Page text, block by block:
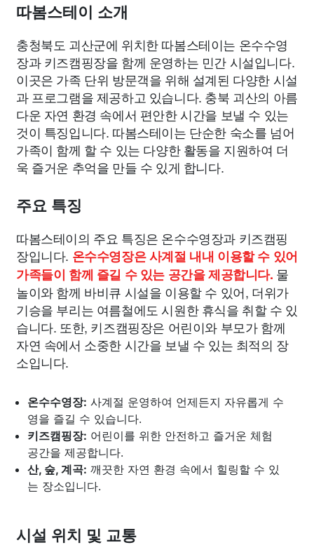
따봄스테이 소개
충청북도 괴산군에 위치한 따봄스테이는 온수수영
장과 키즈캠핑장을 함께 운영하는 민간 시설입니다.
이곳은 가족 단위 방문객을 위해 설계된 다양한 시설
과 프로그램을 제공하고 있습니다. 충북 괴산의 아름
다운 자연 환경 속에서 편안한 시간을 보낼 수 있는
것이 특징입니다. 따봄스테이는 단순한 숙소를 넘어
가족이 함께 할 수 있는 다양한 활동을 지원하여 더
욱 즐거운 추억을 만들 수 있게 합니다.
주요 특징
따봄스테이의 주요 특징은 온수수영장과 키즈캠핑
장입니다. 온수수영장은 사계절 내내 이용할 수 있어
가족들이 함께 즐길 수 있는 공간을 제공합니다. 물
놀이와 함께 바비큐 시설을 이용할 수 있어, 더위가
기승을 부리는 여름철에도 시원한 휴식을 취할 수 있
습니다. 또한, 키즈캠핑장은 어린이와 부모가 함께
자연 속에서 소중한 시간을 보낼 수 있는 최적의 장
소입니다.
온수수영장: 사계절 운영하여 언제든지 자유롭게 수
영을 즐길 수 있습니다.
키즈캠핑장: 어린이를 위한 안전하고 즐거운 체험
공간을 제공합니다.
산, 숲, 계곡: 깨끗한 자연 환경 속에서 힐링할 수 있
는 장소입니다.
시설 위치 및 교통